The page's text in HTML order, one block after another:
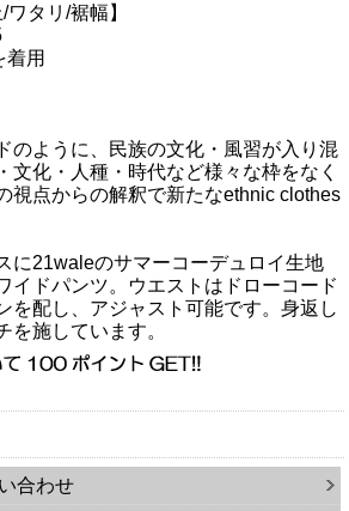
ワタリ/裾幅】
着用
のように、民族の文化・風習が入り混
文化・人種・時代など様々な枠をなく
視点からの解釈で新たなethnic clothes
に21waleのサマーコーデュロイ生地
イドパンツ。ウエストはドローコード
を配し、アジャスト可能です。身返し
を施しています。
合わせ